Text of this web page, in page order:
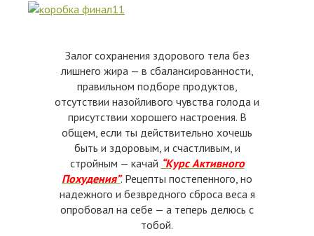
Залог сохранения здорового тела без
лишнего жира — в сбалансированности,
правильном подборе продуктов,
отсутствии назойливого чувства голода и
присутствии хорошего настроения. В
общем, если ты действительно хочешь
быть и здоровым, и счастливым, и
стройным — качай “Курс Активного
Похудения”. Рецепты постепенного, но
надежного и безвредного сброса веса я
опробовал на себе — а теперь делюсь с
тобой.